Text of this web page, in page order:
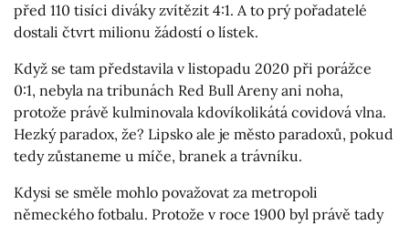
před 110 tisíci diváky zvítězit 4:1. A to prý pořadatelé
dostali čtvrt milionu žádostí o lístek.
Když se tam představila v listopadu 2020 při porážce
0:1, nebyla na tribunách Red Bull Areny ani noha,
protože právě kulminovala kdovíkolikátá covidová vlna.
Hezký paradox, že? Lipsko ale je město paradoxů, pokud
tedy zůstaneme u míče, branek a trávníku.
Kdysi se směle mohlo považovat za metropoli
německého fotbalu. Protože v roce 1900 byl právě tady